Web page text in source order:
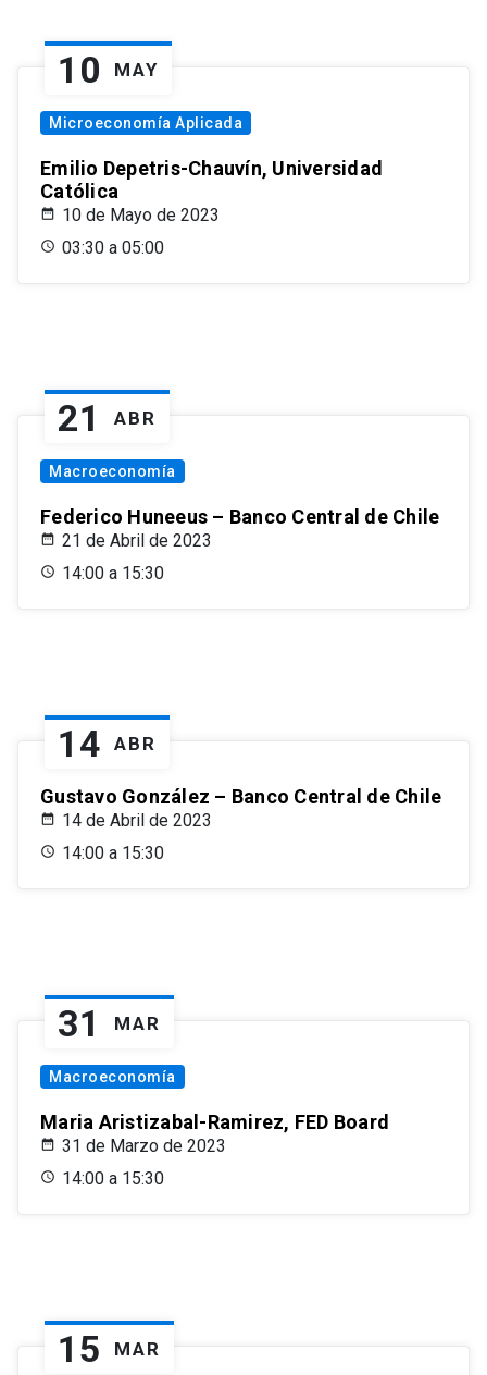
10 MAY
Microeconomía Aplicada
Emilio Depetris-Chauvín, Universidad
Católica
10 de Mayo de 2023
03:30 a 05:00
21 ABR
Macroeconomía
Federico Huneeus – Banco Central de Chile
21 de Abril de 2023
14:00 a 15:30
14 ABR
Gustavo González – Banco Central de Chile
14 de Abril de 2023
14:00 a 15:30
31 MAR
Macroeconomía
Maria Aristizabal-Ramirez, FED Board
31 de Marzo de 2023
14:00 a 15:30
15 MAR